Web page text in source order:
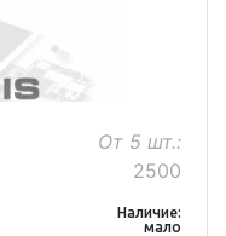
От 5 шт.:
2500
Наличие:
мало